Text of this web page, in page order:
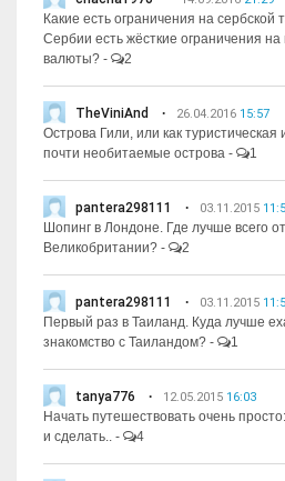
Какие есть ограничения на
Сербии есть жёсткие ограничения
валюты? - 2
TheViniAnd 26.04.2016 15:57
Острова Гили, или как
почти необитаемые острова - 1
pantera298111 03.11.2015
Шопинг в Лондоне. Где лучше всего
Великобритании? - 2
pantera298111 03.11.2015
Первый раз в Таиланд. Куда лучше
знакомство с Таиландом? - 1
tanya776 12.05.2015 16:03
Начать путешествовать очень
и сделать..
- 4